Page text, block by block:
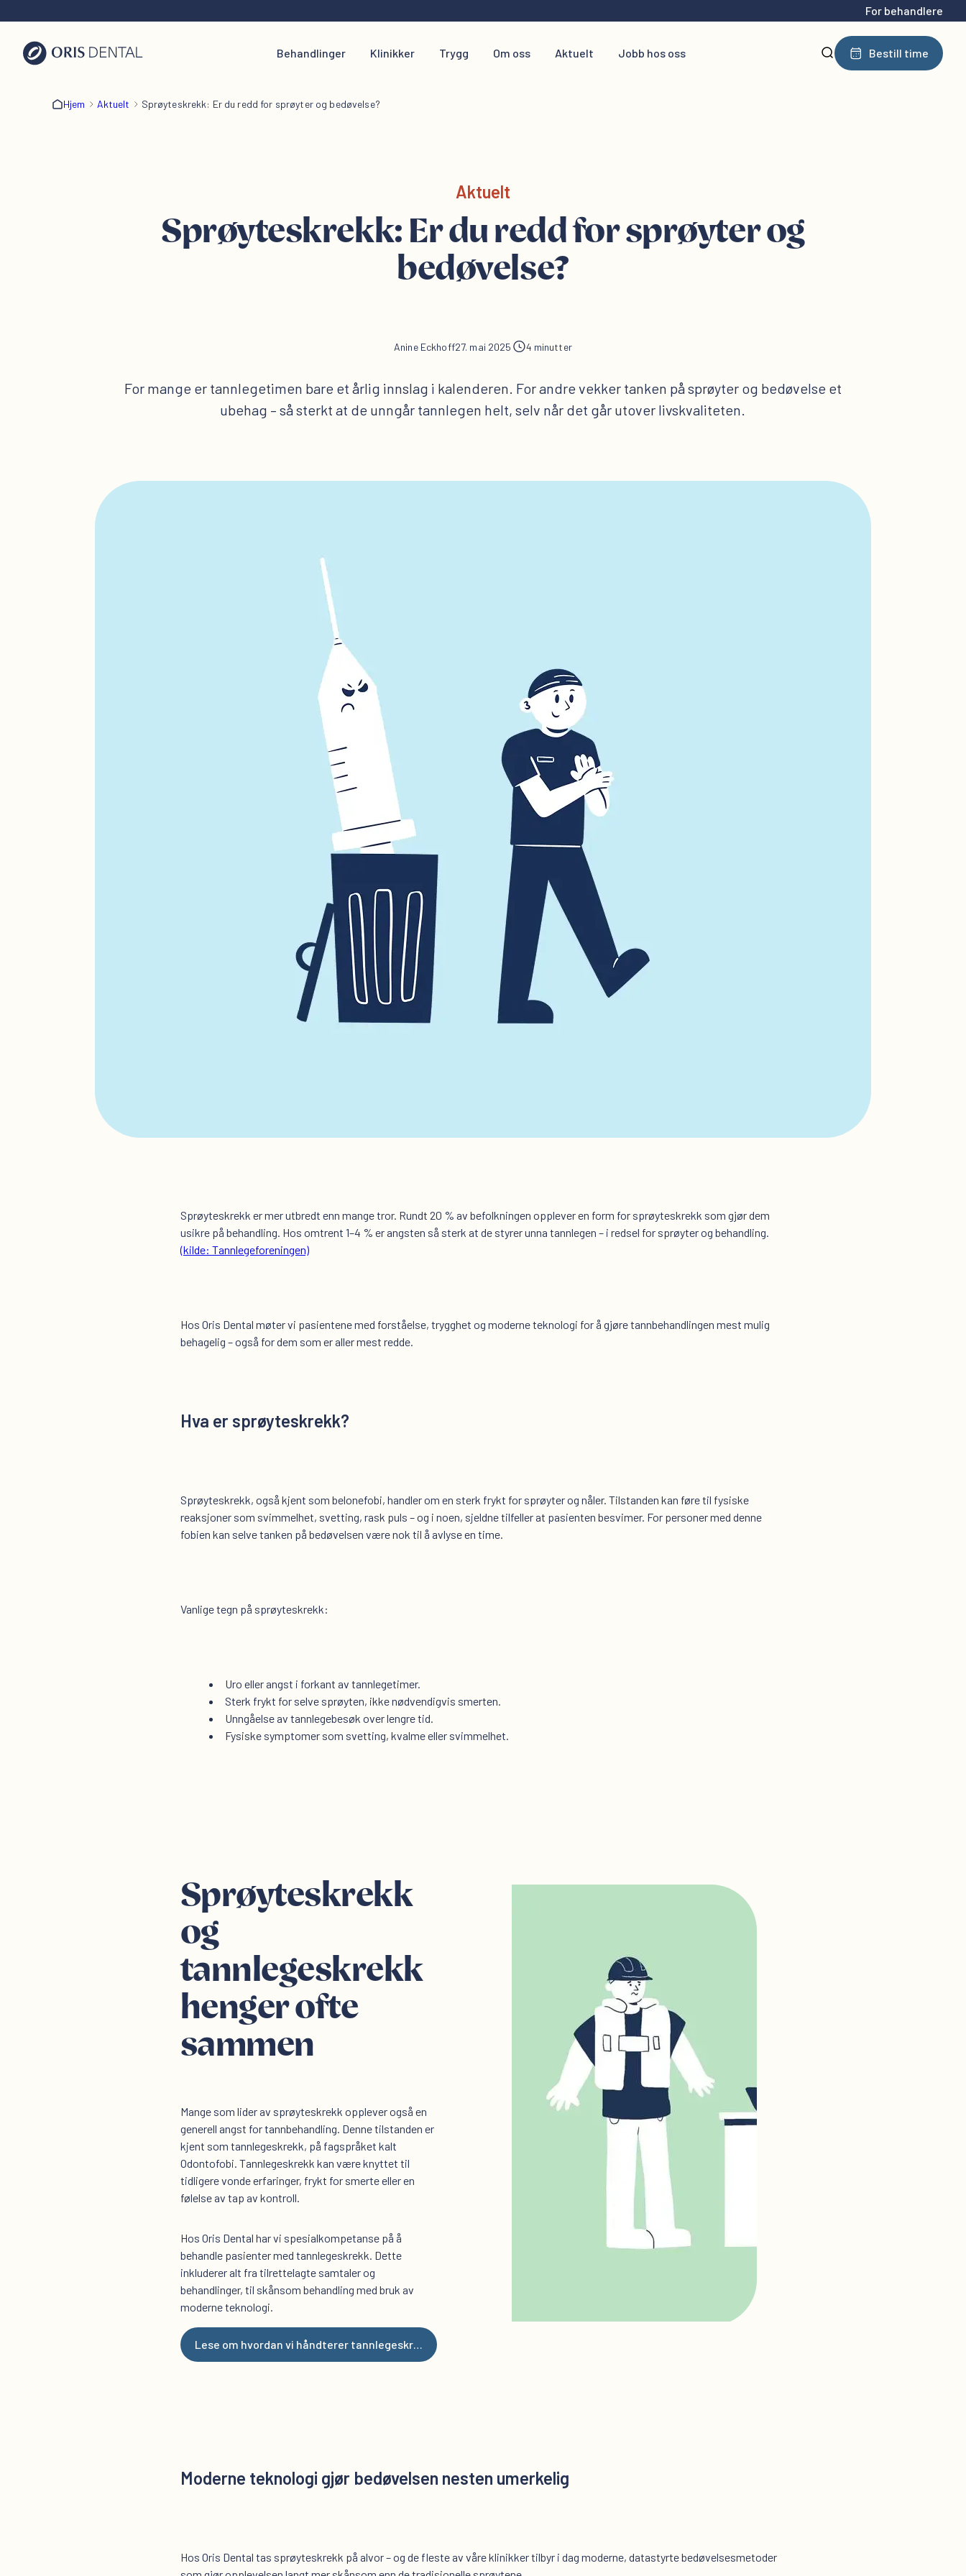
For behandlere
Behandlinger Klinikker Trygg Om oss Aktuelt Jobb hos oss Bestill time
Hjem Aktuelt Sprøyteskrekk: Er du redd for sprøyter og bedøvelse?
Aktuelt
Sprøyteskrekk: Er du redd for sprøyter og
bedøvelse?
Anine Eckhoff27. mai 2025 4 minutter
For mange er tannlegetimen bare et årlig innslag i kalenderen. For andre vekker tanken på sprøyter og bedøvelse et
ubehag – så sterkt at de unngår tannlegen helt, selv når det går utover livskvaliteten.
Sprøyteskrekk er mer utbredt enn mange tror. Rundt 20 % av befolkningen opplever en form for sprøyteskrekk som gjør dem
usikre på behandling. Hos omtrent 1–4 % er angsten så sterk at de styrer unna tannlegen – i redsel for sprøyter og behandling.
(kilde: Tannlegeforeningen)
Hos Oris Dental møter vi pasientene med forståelse, trygghet og moderne teknologi for å gjøre tannbehandlingen mest mulig
behagelig – også for dem som er aller mest redde.
Hva er sprøyteskrekk?
Sprøyteskrekk, også kjent som belonefobi, handler om en sterk frykt for sprøyter og nåler. Tilstanden kan føre til fysiske
reaksjoner som svimmelhet, svetting, rask puls – og i noen, sjeldne tilfeller at pasienten besvimer. For personer med denne
fobien kan selve tanken på bedøvelsen være nok til å avlyse en time.
Vanlige tegn på sprøyteskrekk:
Uro eller angst i forkant av tannlegetimer.
Sterk frykt for selve sprøyten, ikke nødvendigvis smerten.
Unngåelse av tannlegebesøk over lengre tid.
Fysiske symptomer som svetting, kvalme eller svimmelhet.
Sprøyteskrekk
og
tannlegeskrekk
henger ofte
sammen
Mange som lider av sprøyteskrekk opplever også en
generell angst for tannbehandling. Denne tilstanden er
kjent som tannlegeskrekk, på fagspråket kalt
Odontofobi. Tannlegeskrekk kan være knyttet til
tidligere vonde erfaringer, frykt for smerte eller en
følelse av tap av kontroll.
Hos Oris Dental har vi spesialkompetanse på å
behandle pasienter med tannlegeskrekk. Dette
inkluderer alt fra tilrettelagte samtaler og
behandlinger, til skånsom behandling med bruk av
moderne teknologi.
Lese om hvordan vi håndterer tannlegeskrekk
Moderne teknologi gjør bedøvelsen nesten umerkelig
Hos Oris Dental tas sprøyteskrekk på alvor – og de fleste av våre klinikker tilbyr i dag moderne, datastyrte bedøvelsesmetoder